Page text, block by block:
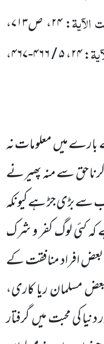
الآیۃ: ۲۴، ص۷۱۳،
: ۲۴، ۵ / ۴۶۶-۴۶۷،
بارے میںمعلومات نہ
کرنا حق سے منہ پھیرنے
سے بڑی جڑ ہے کیونکہ
کہ کئی لوگ کفر و شرک
افراد منافقت کے
مسلمان ریا کاری،
کی محبت میںگرفتار